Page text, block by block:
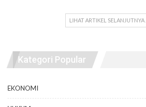
LIHAT ARTIKEL SELANJUTNYA ...
Kategori Popular
EKONOMI